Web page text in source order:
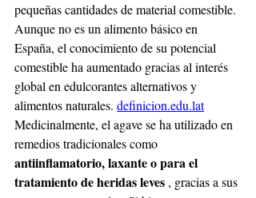
pequeñas cantidades de material comestible.
Aunque no es un alimento básico en
España, el conocimiento de su potencial
comestible ha aumentado gracias al interés
global en edulcorantes alternativos y
alimentos naturales. definicion.edu.lat
Medicinalmente, el agave se ha utilizado en
remedios tradicionales como
antiinflamatorio, laxante o para el
tratamiento de heridas leves , gracias a sus